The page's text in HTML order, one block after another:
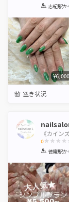
1 2 3 4
志紀駅
¥6,000
空き状況
《カイン
0
1 2 3 4
徳庵駅